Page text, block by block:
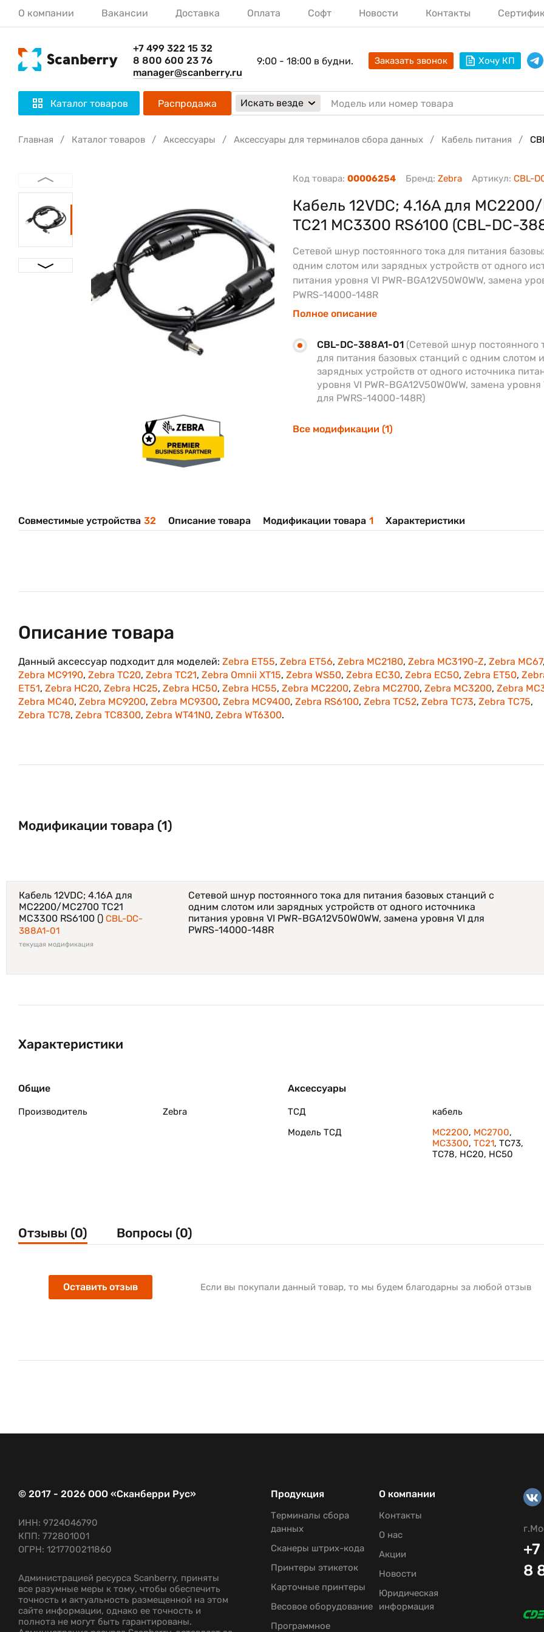
О компании Вакансии Доставка Оплата Софт Новости Контакты
+7 499 322 15 32
8 800 600 23 76
manager@scanberry.ru
9:00 - 18:00 в будни. Заказать звонок Хочу КП
Каталог товаров Распродажа Искать везде
Главная Каталог товаров Аксессуары Аксессуары для терминалов сбора данных Кабель питания
Бренд:Zebra
Код товара:00006254 Артикул:CBL-
Кабель 12VDC; 4.16A для
TC21 MC3300 RS6100 (CBL-DC-
Сетевой шнур постоянного тока для питания
одним слотом или зарядных устройств от одного
питания уровня VI PWR-BGA12V50W0WW, замена
PWRS-14000-148R
Полное описание
CBL-DC-388A1-01 (Сетевой шнур постоянного
для питания базовых станций с одним слотом
зарядных устройств от одного источника
уровня VI PWR-BGA12V50W0WW, замена уровня
для PWRS-14000-148R)
Все модификации (1)
Совместимые устройства 32 Описание товара Модификации товара 1 Характеристики
Описание товара
Данный аксессуар подходит для моделей: Zebra ET55, Zebra ET56, Zebra MC2180, Zebra MC3190-Z, Zebra MC67,
Zebra MC9190, Zebra TC20, Zebra TC21, Zebra Omnii XT15, Zebra WS50, Zebra EC30, Zebra EC50, Zebra ET50,
ET51, Zebra HC20, Zebra HC25, Zebra HC50, Zebra HC55, Zebra MC2200, Zebra MC2700, Zebra MC3200, Zebra
Zebra MC40, Zebra MC9200, Zebra MC9300, Zebra MC9400, Zebra RS6100, Zebra TC52, Zebra TC73, Zebra TC75,
Zebra TC78, Zebra TC8300, Zebra WT41N0, Zebra WT6300.
Модификации товара (1)
Кабель 12VDC; 4.16A для
MC2200/MC2700 TC21
MC3300 RS6100 () CBL-DC-
388A1-01
текущая модификация
Сетевой шнур постоянного тока для питания базовых станций с
одним слотом или зарядных устройств от одного источника
питания уровня VI PWR-BGA12V50W0WW, замена уровня VI для
PWRS-14000-148R
Характеристики
Общие
Производитель Zebra
Аксессуары
ТСД
кабель
Модель ТСД
MC2200, MC2700,
MC3300, TC21, TC73,
TC78, HC20, HC50
Отзывы (0) Вопросы (0)
Оставить отзыв Если вы покупали данный товар, то мы будем благодарны за любой отзыв
© 2017 - 2026 ООО «Сканберри Рус»
ИНН: 9724046790
КПП: 772801001
ОГРН: 1217700211860
Продукция
Терминалы сбора
данных
Сканеры штрих-кода
Принтеры этикеток
Карточные принтеры
Весовое оборудование
Программное
О компании
Контакты
О нас
Акции
Новости
Юридическая
информация
8